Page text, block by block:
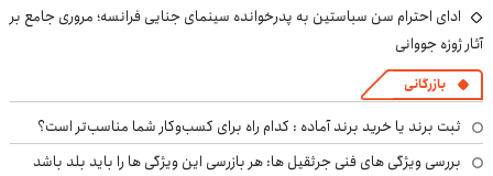
ادای احترام سن سباستین به پدرخوانده سینمای جنایی فرانسه؛ مروری جامع بر
آثار ژوزه جووانی
بازرگانی
ثبت برند یا خرید برند آماده : کدام راه برای کسب‌وکار شما مناسب‌تر است؟
بررسی ویژگی های فنی جرثقیل ها: هر بازرسی این ویژگی ها را باید بلد باشد